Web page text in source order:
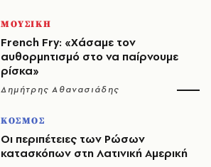
ΜΟΥΣΙΚΗ
French Fry: «Χάσαμε τον
αυθορμητισμό στο να παίρνουμε
ρίσκα»
Δημήτρης Αθανασιάδης
ΚΟΣΜΟΣ
Οι περιπέτειες των Ρώσων
κατασκόπων στη Λατινική Αμερική